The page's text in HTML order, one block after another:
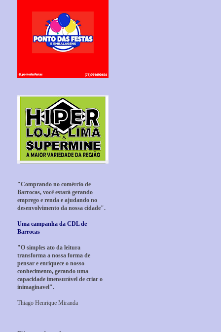
"Comprando no comércio de
Barrocas, você estará gerando
emprego e renda e ajudando no
desenvolvimento da nossa cidade".
Uma campanha da CDL de
Barrocas
"O simples ato da leitura
transforma a nossa forma de
pensar e enriquece o nosso
conhecimento, gerando uma
capacidade imensurável de criar o
inimaginavel".
Thiago Henrique Miranda